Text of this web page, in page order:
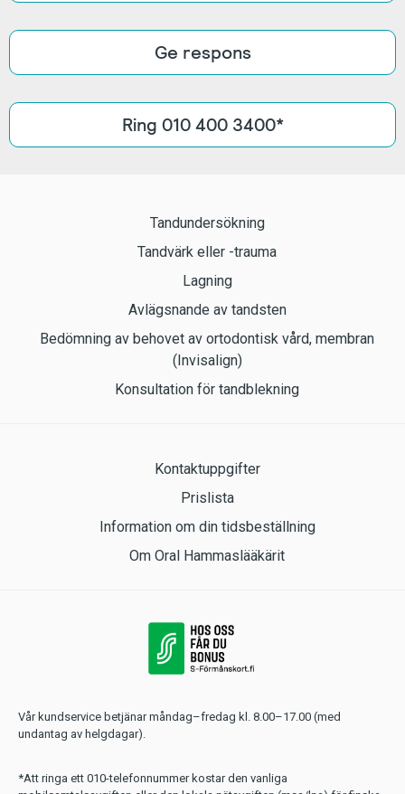
Ge respons
Ring 010 400 3400*
Tandundersökning
Tandvärk eller -trauma
Lagning
Avlägsnande av tandsten
Bedömning av behovet av ortodontisk vård, membran
(Invisalign)
Konsultation för tandblekning
Kontaktuppgifter
Prislista
Information om din tidsbeställning
Om Oral Hammaslääkärit
Vår kundservice betjänar måndag–fredag kl. 8.00–17.00 (med
undantag av helgdagar).
*Att ringa ett 010-telefonnummer kostar den vanliga